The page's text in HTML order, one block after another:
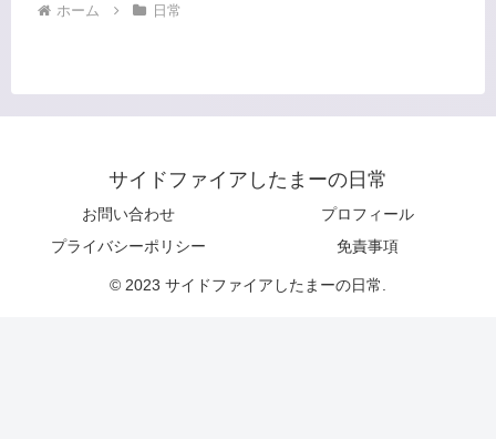
ホーム 日常
サイドファイアしたまーの日常
お問い合わせ
プロフィール
プライバシーポリシー
免責事項
© 2023 サイドファイアしたまーの日常.